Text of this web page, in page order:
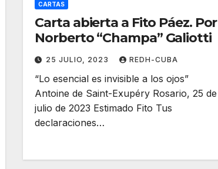
CARTAS
Carta abierta a Fito Páez. Por
Norberto “Champa” Galiotti
25 JULIO, 2023 REDH-CUBA
“Lo esencial es invisible a los ojos”
Antoine de Saint-Exupéry Rosario, 25 de
julio de 2023 Estimado Fito Tus
declaraciones…